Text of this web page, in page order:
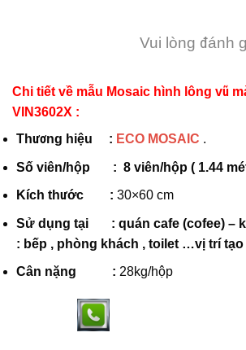
Vui lòng đánh
Chi tiết về mẫu Mosaic hình lông vũ
VIN3602X :
Thương hiệu : ECO MOSAIC .
Số viên/hộp : 8 viên/hộp ( 1.44
Kích thước : 30×60 cm
Sử dụng tại : quán cafe (cofee) –
: bếp , phòng khách , toilet …vị trí tạo
Cân nặng : 28kg/hộp